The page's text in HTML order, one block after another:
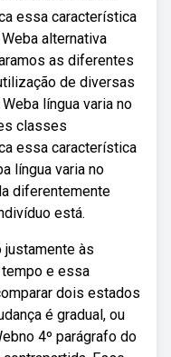
essa característica
alternativa
as diferentes
de diversas
língua varia no
classes
essa característica
língua varia no
diferentemente
está.
às
e essa
dois estados
é gradual, ou
4º parágrafo do